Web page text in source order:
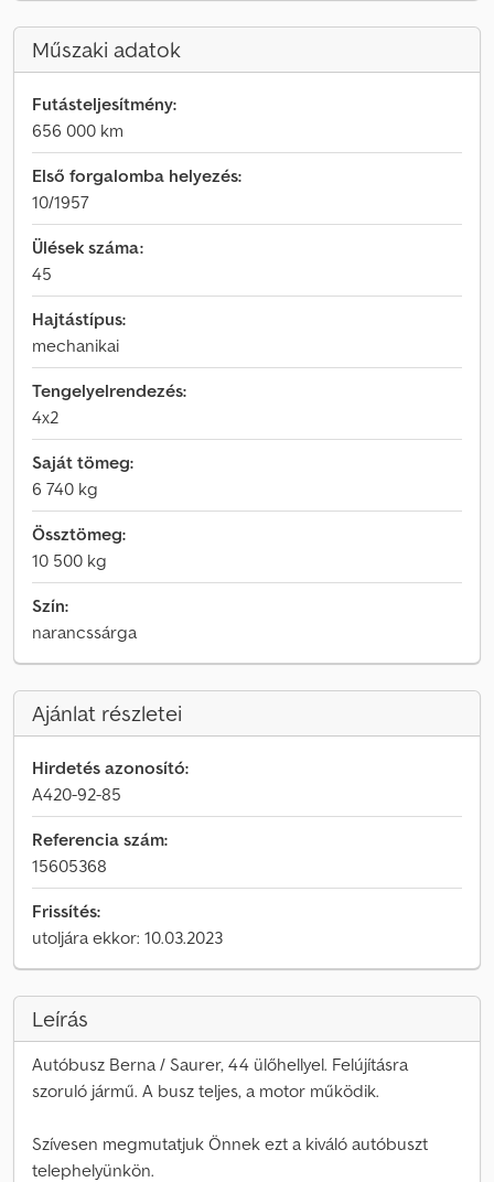
Műszaki adatok
Futásteljesítmény:
656 000 km
Első forgalomba helyezés:
10/1957
Ülések száma:
45
Hajtástípus:
mechanikai
Tengelyelrendezés:
4x2
Saját tömeg:
6 740 kg
Össztömeg:
10 500 kg
Szín:
narancssárga
Ajánlat részletei
Hirdetés azonosító:
A420-92-85
Referencia szám:
15605368
Frissítés:
utoljára ekkor: 10.03.2023
Leírás
Autóbusz Berna / Saurer, 44 ülőhellyel. Felújításra
szoruló jármű. A busz teljes, a motor működik.
Szívesen megmutatjuk Önnek ezt a kiváló autóbuszt
telephelyünkön.